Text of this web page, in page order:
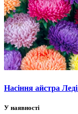
Насіння айстра
У наявності